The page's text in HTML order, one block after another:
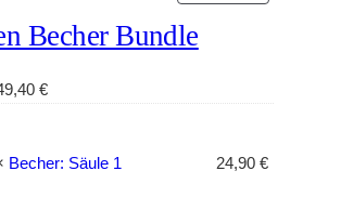
R
M
Becher Bundle
€A
u
Becher: Säule 1 24,90€